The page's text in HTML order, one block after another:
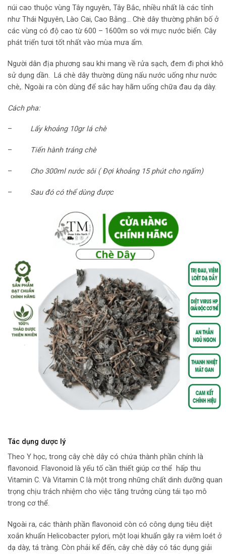
núi cao thuộc vùng Tây nguyên, Tây Bắc, nhiều nhất là các tỉnh
như Thái Nguyên, Lào Cai, Cao Bằng… Chè dây thường phân bố ở
các vùng có độ cao từ 600 – 1600m so với mực nước biển. Cây
phát triển tươi tốt nhất vào mùa mưa ẩm.
Người dân địa phương sau khi mang về rửa sạch, đem đi phơi khô
sử dụng dần. Lá chè dây thường dùng nấu nước uống như nước
chè,. Ngoài ra còn dùng để sắc hay hãm uống chữa đau dạ dày.
Cách pha:
– Lấy khoảng 10gr lá chè
– Tiến hành tráng chè
– Cho 300ml nước sôi ( Đợi khoảng 15 phút cho ngấm)
– Sau đó có thể dùng được
Tác dụng dược lý
Theo Y học, trong cây chè dây có chứa thành phần chính là
flavonoid. Flavonoid là yếu tố cần thiết giúp cơ thể hấp thu
Vitamin C. Và Vitamin C là một trong những chất dinh dưỡng quan
trọng chịu trách nhiệm cho việc tăng trưởng cùng tái tạo mô
trong cơ thể.
Ngoài ra, các thành phần flavonoid còn có công dụng tiêu diệt
xoắn khuẩn Helicobacter pylori, một loại khuẩn gây ra viêm loét ở
dạ dày, tá tràng. Còn phải kể đến, cây chè dây có tác dụng giải